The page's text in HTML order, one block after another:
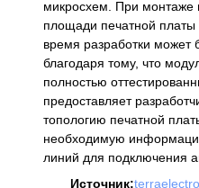
микросхем. При монтаже
площади печатной платы
время разработки может
благодаря тому, что
полностью
предоставляет
топологию печатной
необходимую
линий для подключения
Источник: